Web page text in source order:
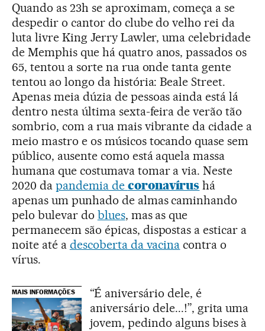
Quando as 23h se aproximam, começa a se
despedir o cantor do clube do velho rei da
luta livre King Jerry Lawler, uma celebridade
de Memphis que há quatro anos, passados os
65, tentou a sorte na rua onde tanta gente
tentou ao longo da história: Beale Street.
Apenas meia dúzia de pessoas ainda está lá
dentro nesta última sexta-feira de verão tão
sombrio, com a rua mais vibrante da cidade a
meio mastro e os músicos tocando quase sem
público, ausente como está aquela massa
humana que costumava tomar a via. Neste
2020 da pandemia de coronavírus há
apenas um punhado de almas caminhando
pelo bulevar do blues, mas as que
permanecem são épicas, dispostas a esticar a
noite até a descoberta da vacina contra o
vírus.
MAIS INFORMAÇÕES
“É aniversário dele, é
aniversário dele...!”, grita uma
jovem, pedindo alguns bises à